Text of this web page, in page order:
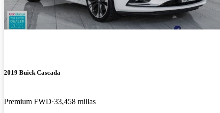
2019 Buick Cascada
Premium FWD 33,458 millas